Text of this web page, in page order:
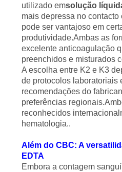
utilizado emsolução
mais depressa no
pode ser vantajoso em
produtividade.Ambas as
excelente anticoagulação
preenchidos e misturados
A escolha entre K2 e K3
de protocolos laboratoriais
recomendações do
preferências
reconhecidos
hematologia..
Além do CBC: A
EDTA
Embora a contagem